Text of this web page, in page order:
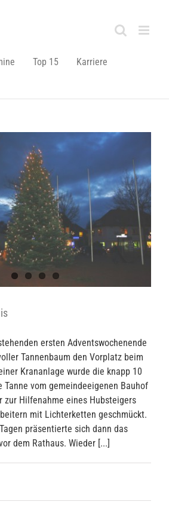
Top 15
Karriere
ersten Adventswochenende
Tannenbaum den Vorplatz beim
Krananlage wurde die knapp 10
vom gemeindeeigenen Bauhof
zur Hilfenahme eines Hubsteigers
mit Lichterketten geschmückt.
präsentierte sich dann das
dem Rathaus. Wieder [...]